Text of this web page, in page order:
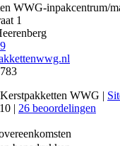
WWG-inpakcentrum/
1
WWG |
10 | 26 beoordelingen